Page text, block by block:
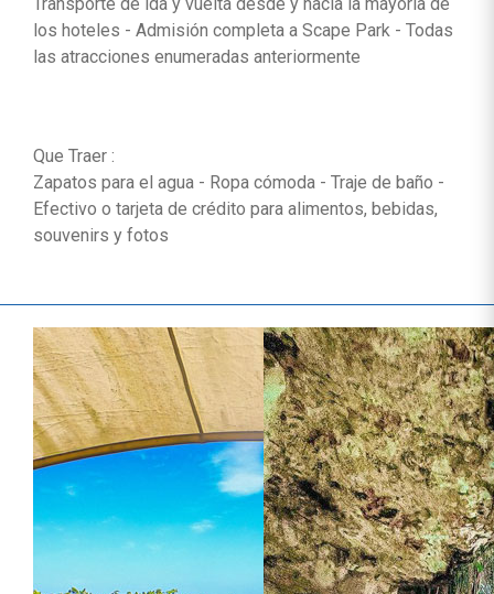
los hoteles - Admisión completa a Scape Park - Todas
las atracciones enumeradas anteriormente
Que Traer :
Zapatos para el agua - Ropa cómoda - Traje de baño -
Efectivo o tarjeta de crédito para alimentos, bebidas,
souvenirs y fotos